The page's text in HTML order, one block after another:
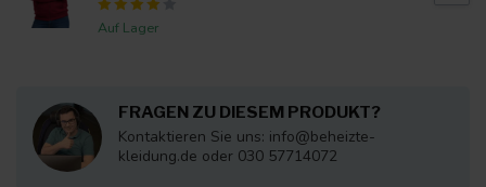
Auf Lager
FRAGEN ZU DIESEM PRODUKT?
Kontaktieren Sie uns: info@beheizte-
kleidung.de oder 030 57714072